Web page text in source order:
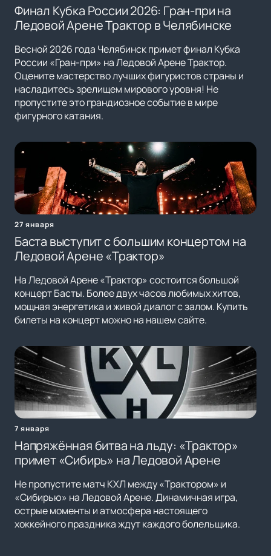
Финал Кубка России 2026: Гран-при на
Ледовой Арене Трактор в Челябинске
Весной 2026 года Челябинск примет финал Кубка
России «Гран-при» на Ледовой Арене Трактор.
Оцените мастерство лучших фигуристов страны и
насладитесь зрелищем мирового уровня! Не
пропустите это грандиозное событие в мире
фигурного катания.
27 января
Баста выступит с большим концертом на
Ледовой Арене «Трактор»
На Ледовой Арене «Трактор» состоится большой
концерт Басты. Более двух часов любимых хитов,
мощная энергетика и живой диалог с залом. Купить
билеты на концерт можно на нашем сайте.
7 января
Напряжённая битва на льду: «Трактор»
примет «Сибирь» на Ледовой Арене
Не пропустите матч КХЛ между «Трактором» и
«Сибирью» на Ледовой Арене. Динамичная игра,
острые моменты и атмосфера настоящего
хоккейного праздника ждут каждого болельщика.